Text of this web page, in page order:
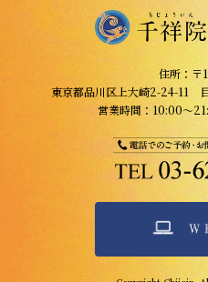
住所：〒
東京都品川区上大崎2-24-11
営業時間：10:00～